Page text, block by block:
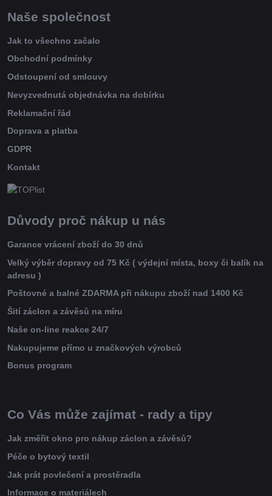
Naše společnost
Jak to všechno začalo
Obchodní podmínky
Odstoupení od smlouvy
Nevyzvednutá objednávka na dobírku
Reklamační řád
Doprava a platba
GDPR
Kontakt
Důvody proč nákup u nás
Garance vrácení zboží do 30 dnů
Velký výběr dopravy od 75 Kč ( výdejní místa, boxy či balík na
adresu )
Poštovné a balné ZDARMA při nákupu zboží nad 1400 Kč
Šití záclon a závěsů na míru
Naše on-line reakce 24/7
Nakupujeme přímo u značkových výrobců
Bonus program
Co Vás může zajímat - rady a tipy
Jak změřit okno pro nákup záclon a závěsů?
Péče o bytový textil
Jak prát povlečení a prostěradla
Informace o materiálech